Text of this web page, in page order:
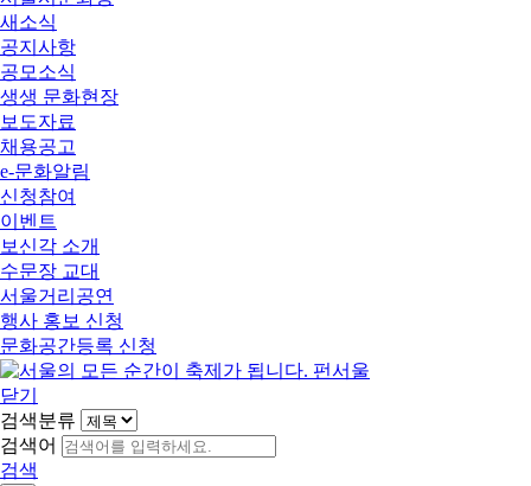
새소식
공지사항
공모소식
생생 문화현장
보도자료
채용공고
e-문화알림
신청참여
이벤트
보신각 소개
수문장 교대
서울거리공연
행사 홍보 신청
문화공간등록 신청
닫기
검색분류
검색어
검색